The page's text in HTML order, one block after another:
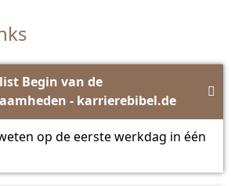
Begin van de
- karrierebibel.de

op de eerste werkdag in één